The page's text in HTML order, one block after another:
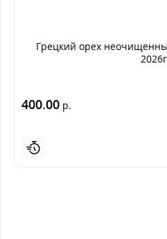
Грецкий орех
400.00 р.